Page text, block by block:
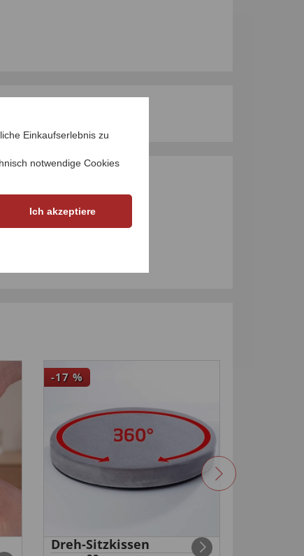
-17 %
Dreh-Sitzkissen
Einkaufserlebnis zu
notwendige Cookies
Ich akzeptiere